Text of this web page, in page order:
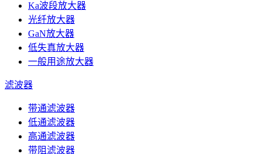
Ka波段放大器
光纤放大器
GaN放大器
低失真放大器
一般用途放大器
滤波器
带通滤波器
低通滤波器
高通滤波器
带阻滤波器